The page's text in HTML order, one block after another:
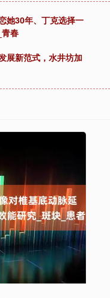
她30年、丁克选择一
春
展新范式，水井坊加